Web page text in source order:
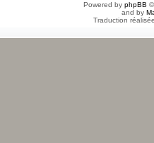
Powered by phpBB
and by
Traduction